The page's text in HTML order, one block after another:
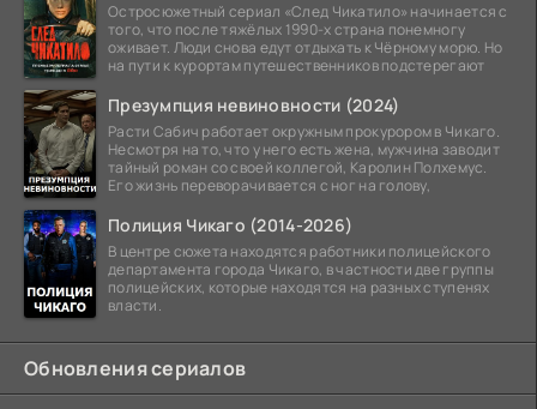
Остросюжетный сериал «След Чикатило» начинается с
того, что после тяжёлых 1990-х страна понемногу
оживает. Люди снова едут отдыхать к Чёрному морю. Но
на пути к курортам путешественников подстерегают
Презумпция невиновности (2024)
Расти Сабич работает окружным прокурором в Чикаго.
Несмотря на то, что у него есть жена, мужчина заводит
тайный роман со своей коллегой, Каролин Полхемус.
Его жизнь переворачивается с ног на голову,
Полиция Чикаго (2014-2026)
В центре сюжета находятся работники полицейского
департамента города Чикаго, в частности две группы
полицейских, которые находятся на разных ступенях
власти.
Обновления сериалов